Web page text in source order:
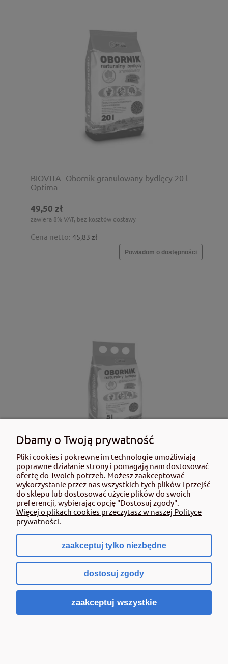
BIOVITA- Obornik granulowany bydlęcy 20 l
Optima
49,50 zł
zawiera 8% VAT, bez kosztów dostawy
Cena netto: 45,83 zł
Powiadom o dostępności
BIOVITA- Obornik granulowany bydlęcy 5 l
Optima
15,00 zł
zawiera 8% VAT, bez kosztów dostawy
Cena netto:13,89 zł
Powiadom o dostępności
Dbamy o Twoją prywatność
Pliki cookies i pokrewne im technologie umożliwiają
poprawne działanie strony i pomagają nam dostosować
ofertę do Twoich potrzeb. Możesz zaakceptować
wykorzystanie przez nas wszystkich tych plików i przejść
do sklepu lub dostosować użycie plików do swoich
preferencji, wybierając opcję "Dostosuj zgody".
Więcej o plikach cookies przeczytasz w naszej Polityce
prywatności.
zaakceptuj tylko niezbędne
dostosuj zgody
zaakceptuj wszystkie